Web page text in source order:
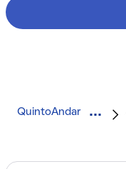
QuintoAndar